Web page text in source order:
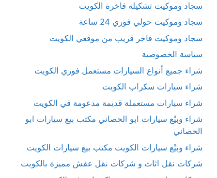
سجاد وموكيت تشكيلة فاخرة الكويت
سجاد وموكيت حولي فوري 24 ساعة
سجاد وموكيت فاخر قريب من موقعي الكويت
سياسة الخصوصية
شراء جميع أنواع السيارات مستعمل فوري الكويت
شراء سيارات سكراب الكويت
شراء سيارات مستعملة قديمة مدعومة في الكويت
شراء وبيْع سيارات ابو الحصاني مكتب بيع سيارات ابو
الحصاني
شراء وبيْع سيارات الكويت مكتب بيع سيارات الكويت
شركات نقل اثاث و شركات نقل عفش مميزة بالكويت